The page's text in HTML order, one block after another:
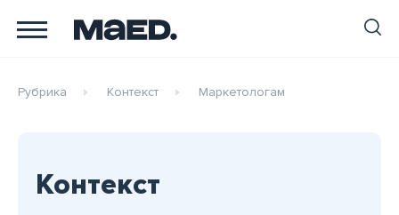
Рубрика Контекст Маркетологам
Контекст